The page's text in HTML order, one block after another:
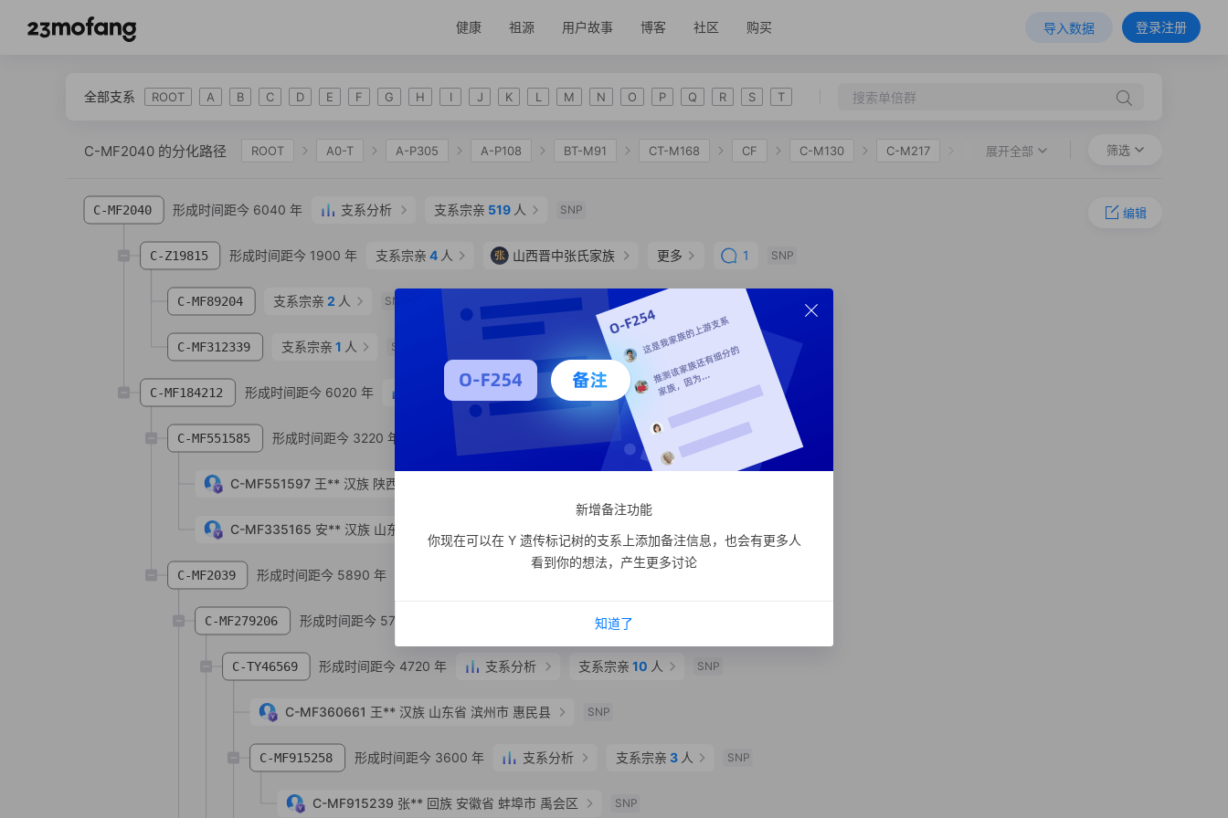
健康 祖源 用户故事 博客 社区 购买 导入数据 登录注册
全部支系 ROOT A B C D E F G H I J K L M N O P Q R S T
C-MF2040 的分化路径 ROOT A0-T A-P305 A-P108 BT-M91 CT-M168 CF C-M130 C-M217 C-F1067
展开全部 筛选
C-MF2040 形成时间距今 6040 年 支系分析 支系宗亲 519 人 SNP
C-Z19815 形成时间距今 1900 年 支系宗亲 4 人 张 山西晋中张氏家族 更多 1 SNP
C-MF184212 形成时间距今 6020 年 支系分析 支系宗亲515人 SNP
C-MF89204 支系宗亲 2 人 SNP
C-MF312339 支系宗亲 1 人 SNP
C-MF551585 形成时间距今 3220 年 SNP
C-MF2039 形成时间距今 5890 年
C-MF551597 王** 汉族 陕西省 榆林市 府谷县
C-MF335165 安** 汉族 山东省 潍坊市 临朐县
C-MF279206 形成时间距今 5790 年 支系宗亲180
C-TY46569 形成时间距今 4720 年 支系分析 支系宗亲 10 人 SNP
C-MF360661 王** 汉族 山东省 滨州市 惠民县 SNP
C-MF915258 形成时间距今 3600 年 支系分析 支系宗亲 3 人 SNP
C-MF915239 张** 回族 安徽省 蚌埠市 禹会区 SNP
编辑
新增备注功能
你现在可以在 Y 遗传标记树的支系上添加备注信息，也会有更多人
看到你的想法，产生更多讨论
知道了